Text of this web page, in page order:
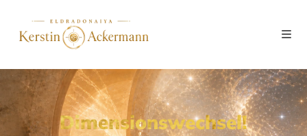
Dimensionswechsel!